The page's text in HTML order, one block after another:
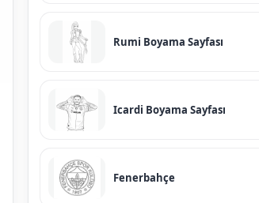
Rumi Boyama Sayfası
Icardi Boyama Sayfası
Fenerbahçe